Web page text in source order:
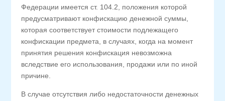
Федерации имеется ст. 104.2, положения которой
предусматривают конфискацию денежной суммы,
которая соответствует стоимости подлежащего
конфискации предмета, в случаях, когда на момент
принятия решения конфискация невозможна
вследствие его использования, продажи или по иной
причине.
В случае отсутствия либо недостаточности денежных